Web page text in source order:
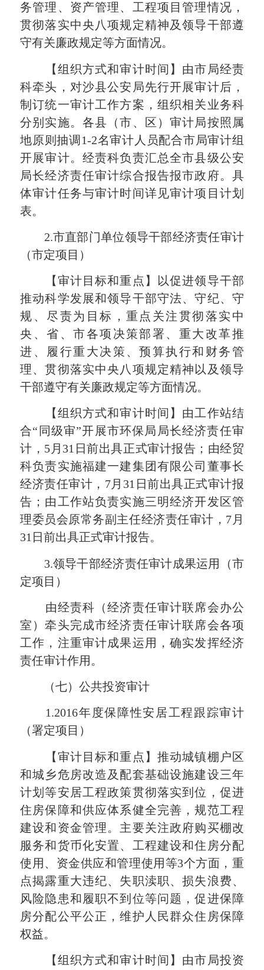
务管理、资产管理、工程项目管理情况，
贯彻落实中央八项规定精神及领导干部遵
守有关廉政规定等方面情况。
【组织方式和审计时间】由市局经责
科牵头，对沙县公安局先行开展审计后，
制订统一审计工作方案，组织相关业务科
分别实施。各县（市、区）审计局按照属
地原则抽调1-2名审计人员配合市局审计组
开展审计。经责科负责汇总全市县级公安
局长经济责任审计综合报告报市政府。具
体审计任务与审计时间详见审计项目计划
表。
2.市直部门单位领导干部经济责任审计
（市定项目）
【审计目标和重点】以促进领导干部
推动科学发展和领导干部守法、守纪、守
规、尽责为目标，重点关注贯彻落实中
央、省、市各项决策部署、重大改革推
进、履行重大决策、预算执行和财务管
理、贯彻落实中央八项规定精神以及领导
干部遵守有关廉政规定等方面情况。
【组织方式和审计时间】由工作站结
合“同级审”开展市环保局局长经济责任审
计， 5 月 31 日前出具正式审计报告；由经贸
科负责实施福建一建集团有限公司董事长
经济责任审计， 7月 31 日前出具正式审计报
告；由工作站负责实施三明经济开发区管
理委员会原常务副主任经济责任审计， 7 月
31 日前出具正式审计报告。
3.领导干部经济责任审计成果运用（市
定项目）
由经责科（经济责任审计联席会办公
室）牵头完成市经济责任审计联席会各项
工作，注重审计成果运用，确实发挥经济
责任审计作用。
（七）公共投资审计
1.2016年度保障性安居工程跟踪审计
（署定项目）
【审计目标和重点】推动城镇棚户区
和城乡危房改造及配套基础设施建设三年
计划等安居工程政策贯彻落实到位，促进
住房保障和供应体系健全完善，规范工程
建设和资金管理。主要关注政府购买棚改
服务和货币化安置、工程建设和住房分配
使用、资金供应和管理使用等3个方面，重
点揭露重大违纪、失职渎职、损失浪费、
风险隐患和履职不到位等问题，促进保障
房分配公平公正，维护人民群众住房保障
权益。
【组织方式和审计时间】由市局投资